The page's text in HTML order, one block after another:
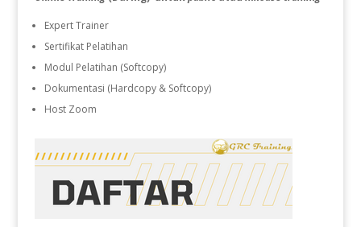
Expert Trainer
Sertifikat Pelatihan
Modul Pelatihan (Softcopy)
Dokumentasi (Hardcopy & Softcopy)
Host Zoom